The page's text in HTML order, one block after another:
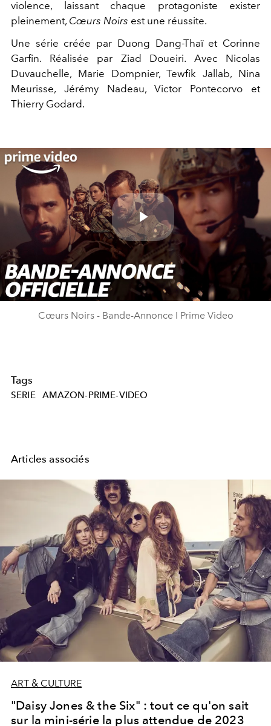
violence, laissant chaque protagoniste exister
pleinement, Cœurs Noirs est une réussite.
Une série créée par Duong Dang-Thaï et Corinne
Garfin. Réalisée par Ziad Doueiri. Avec Nicolas
Duvauchelle, Marie Dompnier, Tewfik Jallab, Nina
Meurisse, Jérémy Nadeau, Victor Pontecorvo et
Thierry Godard.
Play
Video
Cœurs Noirs - Bande-Annonce I Prime Video
Tags
SERIE AMAZON-PRIME-VIDEO
Articles associés
ART & CULTURE
"Daisy Jones & the Six" : tout ce qu'on sait
sur la mini-série la plus attendue de 2023